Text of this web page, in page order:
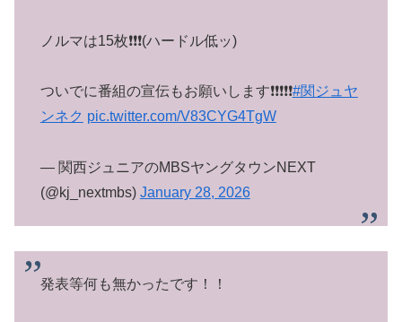
ノルマは15枚❗️❗️❗️(ハードル低ッ)
ついでに番組の宣伝もお願いします❗️❗️❗️❗️❗️#関ジュヤ
ンネク pic.twitter.com/V83CYG4TgW
— 関西ジュニアのMBSヤングタウンNEXT
(@kj_nextmbs) January 28, 2026
発表等何も無かったです！！